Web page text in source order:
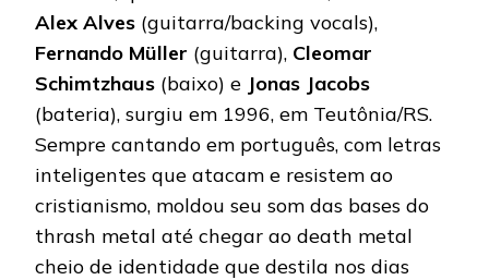
Alex Alves (guitarra/backing vocals),
Fernando Müller (guitarra), Cleomar
Schimtzhaus (baixo) e Jonas Jacobs
(bateria), surgiu em 1996, em Teutônia/RS.
Sempre cantando em português, com letras
inteligentes que atacam e resistem ao
cristianismo, moldou seu som das bases do
thrash metal até chegar ao death metal
cheio de identidade que destila nos dias